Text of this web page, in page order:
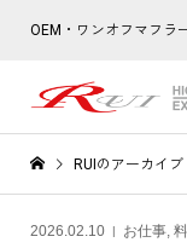
OEM・ワンオフマフラ
RUIのアーカイブ
2026.02.10 お仕事,